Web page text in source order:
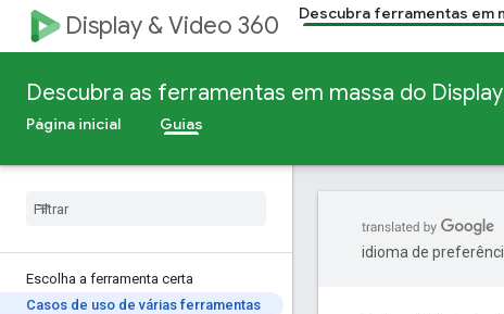
Display & Video 360 Descubra ferramentas em
Descubra as ferramentas em massa do
Página inicial Guias
Escolha a ferramenta certa
Casos de uso de várias ferramentas
idioma de